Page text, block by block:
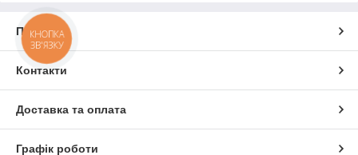
Про нас
Контакти
Доставка та оплата
Графік роботи
КНОПКА
ЗВ'ЯЗКУ